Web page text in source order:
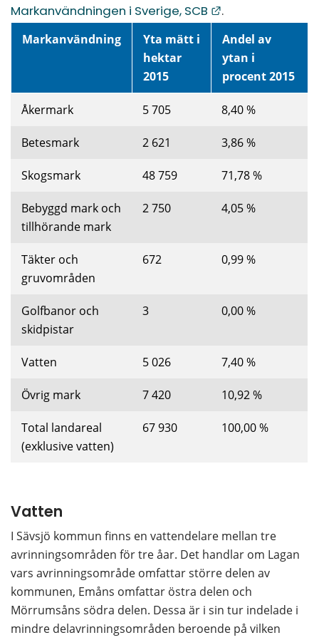
Markanvändningen i Sverige, SCB
Länk till annan
.
Markanvändning
Yta mätt i
hektar
2015
Andel av
ytan i
procent 2015
Åkermark 5 705 8,40 %
Betesmark 2 621 3,86 %
Skogsmark 48 759 71,78 %
Bebyggd mark och
tillhörande mark
2 750 4,05 %
Täkter och
gruvområden
672 0,99 %
Golfbanor och
skidpistar
3 0,00 %
Vatten 5 026 7,40 %
Övrig mark 7 420 10,92 %
Total landareal
(exklusive vatten)
67 930 100,00 %
Vatten
I Sävsjö kommun finns en vattendelare mellan tre
avrinningsområden för tre åar. Det handlar om Lagan
vars avrinningsområde omfattar större delen av
kommunen, Emåns omfattar östra delen och
Mörrumsåns södra delen. Dessa är i sin tur indelade i
mindre delavrinningsområden beroende på vilken